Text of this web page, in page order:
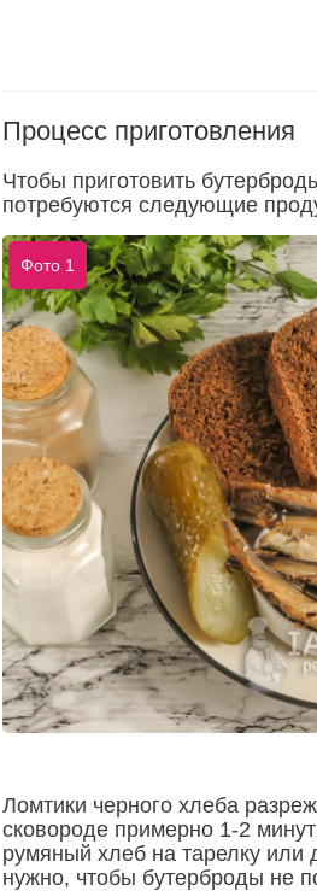
Процесс приготовления
Чтобы приготовить
потребуются следующие
Фото 1
Ломтики черного хлеба
сковороде примерно 1-2
румяный хлеб на тарелку или
нужно, чтобы бутерброды не